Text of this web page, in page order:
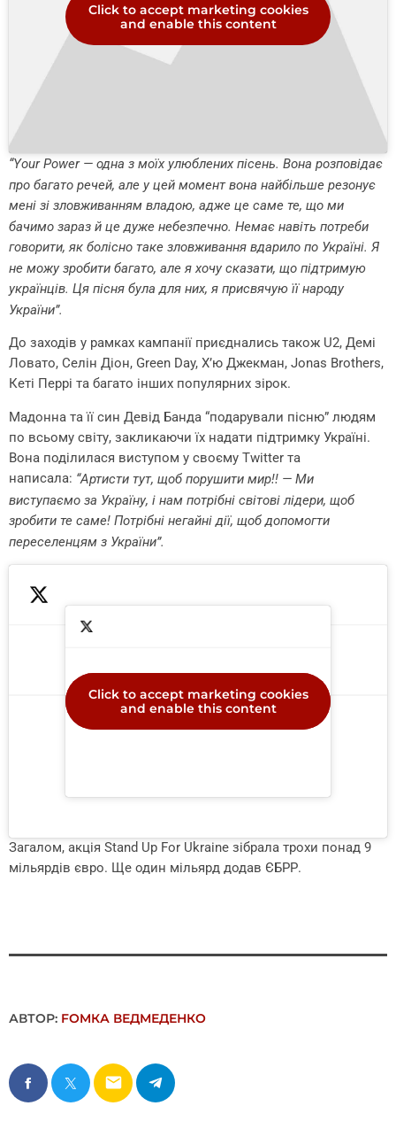
Click to accept marketing cookies
and enable this content
“Your Power — одна з моїх улюблених пісень. Вона розповідає
про багато речей, але у цей момент вона найбільше резонує
мені зі зловживанням владою, адже це саме те, що ми
бачимо зараз й це дуже небезпечно. Немає навіть потреби
говорити, як болісно таке зловживання вдарило по Україні. Я
не можу зробити багато, але я хочу сказати, що підтримую
українців. Ця пісня була для них, я присвячую її народу
України”.
До заходів у рамках кампанії приєднались також U2, Демі
Ловато, Селін Діон, Green Day, Х’ю Джекман, Jonas Brothers,
Кеті Перрі та багато інших популярних зірок.
Мадонна та її син Девід Банда “подарували пісню” людям
по всьому світу, закликаючи їх надати підтримку Україні.
Вона поділилася виступом у своєму Twitter та
написала: “Артисти тут, щоб порушити мир!! — Ми
виступаємо за Україну, і нам потрібні світові лідери, щоб
зробити те саме! Потрібні негайні дії, щоб допомогти
переселенцям з України”.
Click to accept marketing cookies
and enable this content
Click to accept marketing cookies
and enable this content
Загалом, акція Stand Up For Ukraine зібрала трохи понад 9
мільярдів євро. Ще один мільярд додав ЄБРР.
АВТОР: FОMКА ВЕДМЕДЕНКО
email